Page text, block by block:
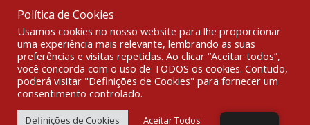
SOCIALIZE
© 2021 All rights reserved Gravoplot-Gravação,Impressão e
Sinalética Lda. WebDesign:
Fibra Design.
Política de Cookies
Usamos cookies no nosso website para lhe proporcionar
uma experiência mais relevante, lembrando as suas
preferências e visitas repetidas. Ao clicar “Aceitar todos”,
você concorda com o uso de TODOS os cookies. Contudo,
poderá visitar "Definições de Cookies" para fornecer um
consentimento controlado.
Definições de Cookies Aceitar Todos